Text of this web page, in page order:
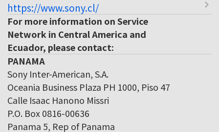
https://www.sony.cl/
For more information on Service
Network in Central America and
Ecuador, please contact:
PANAMA
Sony Inter-American, S.A.
Oceania Business Plaza PH 1000, Piso 47
Calle Isaac Hanono Missri
P.O. Box 0816-00636
Panama 5, Rep of Panama